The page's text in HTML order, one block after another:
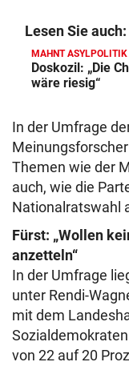
Lesen Sie auch:
MAHNT ASYLPOLITIK
Doskozil: „Die
wäre riesig“
In der Umfrage
Themen wie der
auch, wie die
Nationalratswahl
Fürst: „Wollen
anzetteln“
In der Umfrage
unter Rendi-
mit dem
von 22 auf 20